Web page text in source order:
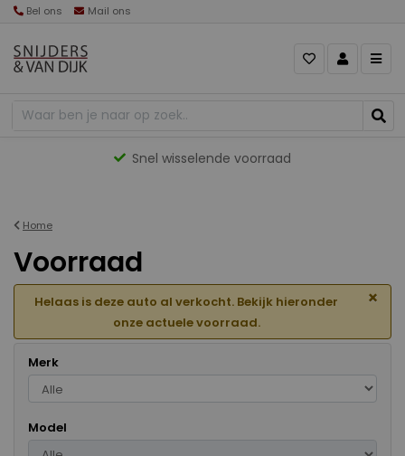
Bel ons Mail ons
Gevarieerd aanbod
Home
Voorraad
Helaas is deze auto al verkocht. Bekijk hieronder
onze actuele voorraad.
×
Merk
Model